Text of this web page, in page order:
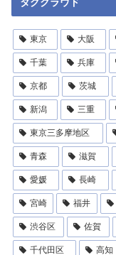
東京 大阪
千葉 兵庫
京都 茨城
新潟 三重
東京三多摩地区
青森 滋賀
愛媛 長崎
宮崎 福井
渋谷区 佐賀
千代田区 高知